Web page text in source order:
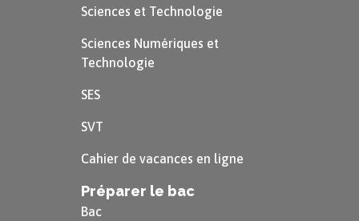
Sciences et Technologie
Sciences Numériques et
Technologie
SES
SVT
Cahier de vacances en ligne
Préparer le bac
Bac